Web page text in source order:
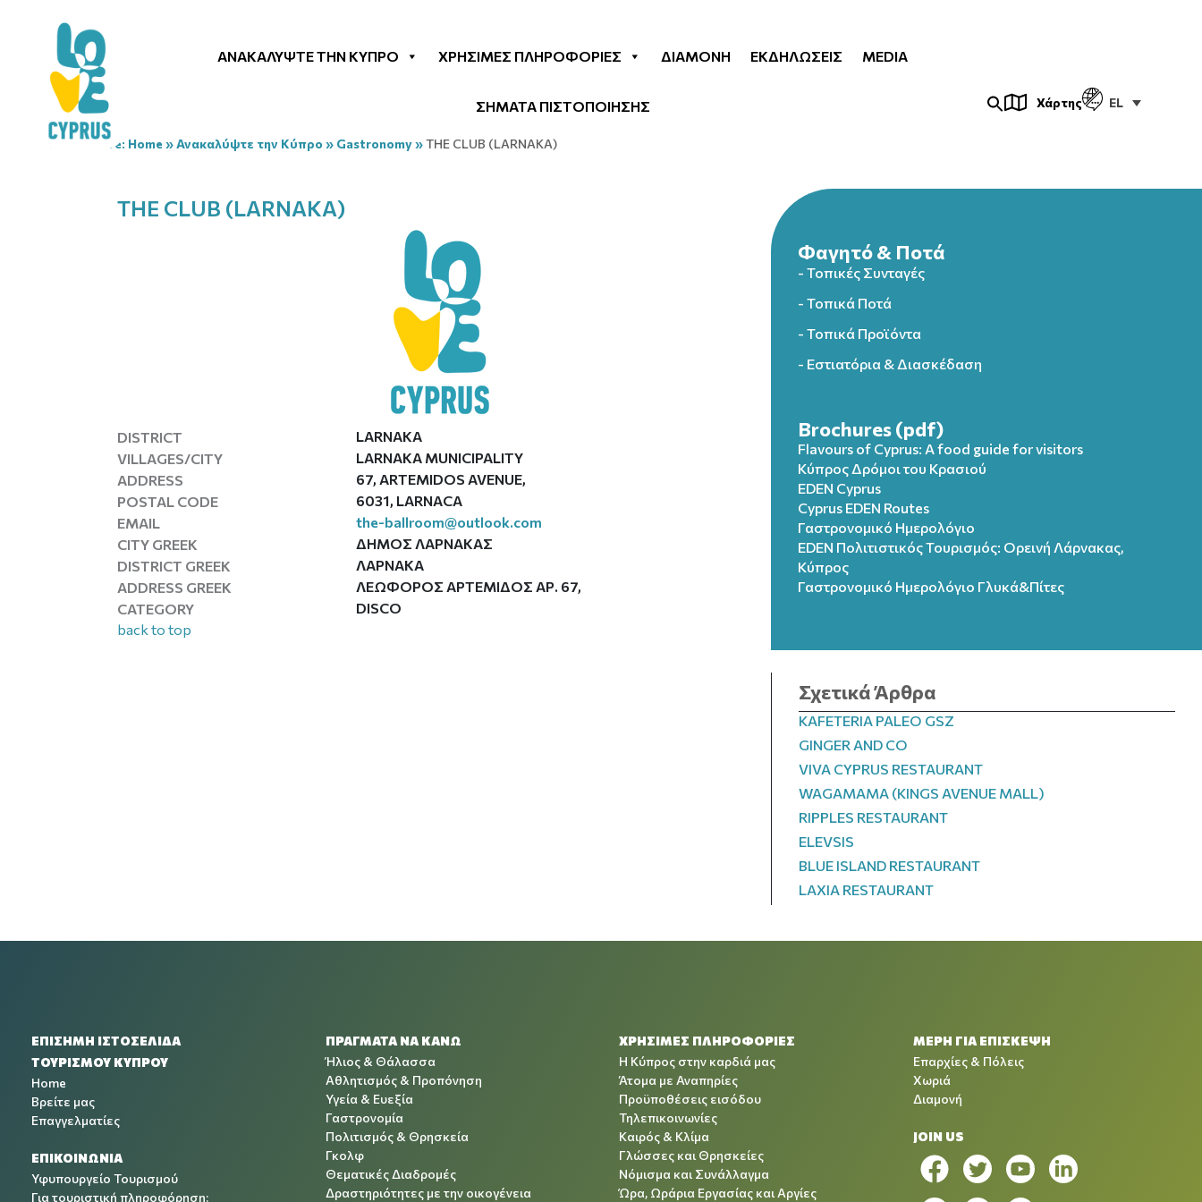
ΑΝΑΚΑΛΎΨΤΕ ΤΗΝ ΚΎΠΡΟ ΧΡΉΣΙΜΕΣ ΠΛΗΡΟΦΟΡΊΕΣ ΔΙΑΜΟΝΉ ΕΚΔΗΛΏΣΕΙΣ MEDIA
ΣΗΜΑΤΑ ΠΙΣΤΟΠΟΙΗΣΗΣ Χάρτης EL
You are here: Home »Ανακαλύψτε την Κύπρο » Gastronomy»THE CLUB (LARNAKA)
THE CLUB (LARNAKA)
DISTRICT
LARNAKA
VILLAGES/CITY
LARNAKA MUNICIPALITY
ADDRESS
67, ARTEMIDOS AVENUE,
POSTAL CODE
6031, LARNACA
EMAIL
the-ballroom@outlook.com
CITY GREEK
ΔΗΜΟΣ ΛΑΡΝΑΚΑΣ
DISTRICT GREEK
ΛΑΡΝΑΚΑ
ADDRESS GREEK
ΛΕΩΦΟΡΟΣ ΑΡΤΕΜΙΔΟΣ ΑΡ. 67,
CATEGORY
DISCO
back to top
Φαγητό & Ποτά
- Τοπικές Συνταγές
- Τοπικά Ποτά
- Τοπικά Προϊόντα
- Εστιατόρια & Διασκέδαση
Brochures (pdf)
Flavours of Cyprus: A food guide for visitors
Κύπρος Δρόμοι του Κρασιού
EDEN Cyprus
Cyprus EDEN Routes
Γαστρονομικό Ημερολόγιο
EDEN Πολιτιστικός Τουρισμός: Ορεινή Λάρνακας,
Κύπρος
Γαστρονομικό Ημερολόγιo Γλυκά&Πίτες
Σχετικά Άρθρα
KAFETERIA PALEO GSZ
GINGER AND CO
VIVA CYPRUS RESTAURANT
WAGAMAMA (KINGS AVENUE MALL)
RIPPLES RESTAURANT
ELEVSIS
BLUE ISLAND RESTAURANT
LAXIA RESTAURANT
ΕΠΙΣΗΜΗ ΙΣΤΟΣΕΛΙΔΑ
ΤΟΥΡΙΣΜΟΥ ΚΥΠΡΟΥ
Home
Βρείτε μας
Επαγγελματίες
ΕΠΙΚΟΙΝΩΝΙΑ
Υφυπουργείο Τουρισμού
Για τουριστική πληροφόρηση:
ΠΡΑΓΜΑΤΑ ΝΑ ΚΑΝΩ
Ήλιος & Θάλασσα
Αθλητισμός & Προπόνηση
Υγεία & Ευεξία
Γαστρονομία
Πολιτισμός & Θρησκεία
Γκολφ
Θεματικές Διαδρομές
Δραστηριότητες με την οικογένεια
ΧΡΉΣΙΜΕΣ ΠΛΗΡΟΦΟΡΊΕΣ
Η Κύπρος στην καρδιά μας
Άτομα με Αναπηρίες
Προϋποθέσεις εισόδου
Τηλεπικοινωνίες
Καιρός & Κλίμα
Γλώσσες και Θρησκείες
Νόμισμα και Συνάλλαγμα
Ώρα, Ωράρια Εργασίας και Αργίες
ΜΕΡΗ ΓΙΑ ΕΠΙΣΚΕΨΗ
Επαρχίες & Πόλεις
Χωριά
Διαμονή
JOIN US